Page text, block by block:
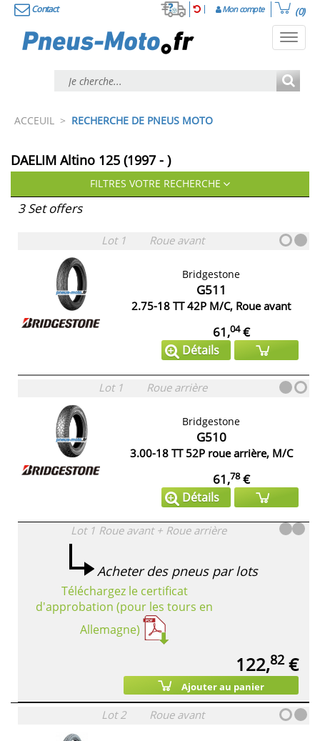
Contact Mon compte (0)
ACCEUIL > RECHERCHE DE PNEUS MOTO
DAELIM Altino 125 (1997 - )
FILTRES VOTRE RECHERCHE
3 Set offers
Lot 1 Roue avant
Bridgestone
G511
2.75-18 TT 42P M/C, Roue avant
61,04€
Détails
Lot 1 Roue arrière
Bridgestone
G510
3.00-18 TT 52P roue arrière, M/C
61,78€
Détails
Lot 1 Roue avant + Roue arrière
Acheter des pneus par lots
Téléchargez le certificat
d'approbation (pour les tours en
Allemagne)
122,82 €
Ajouter au panier
Lot 2 Roue avant